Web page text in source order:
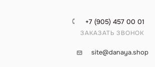
+7 (905) 457 00 01
ЗАКАЗАТЬ ЗВОНОК
site@danaya.shop